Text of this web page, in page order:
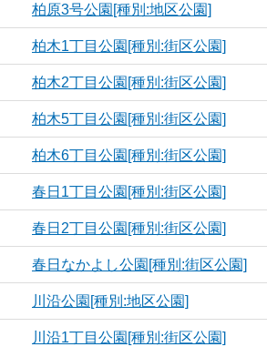
柏原3号公園[種別:地区公園]
柏木1丁目公園[種別:街区公園]
柏木2丁目公園[種別:街区公園]
柏木5丁目公園[種別:街区公園]
柏木6丁目公園[種別:街区公園]
春日1丁目公園[種別:街区公園]
春日2丁目公園[種別:街区公園]
春日なかよし公園[種別:街区公園]
川沿公園[種別:地区公園]
川沿1丁目公園[種別:街区公園]